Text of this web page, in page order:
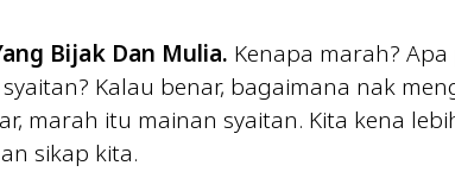
Bijak Dan Mulia. Kenapa marah?
Kalau benar, bagaimana nak
marah itu mainan syaitan. Kita kena
sikap kita.